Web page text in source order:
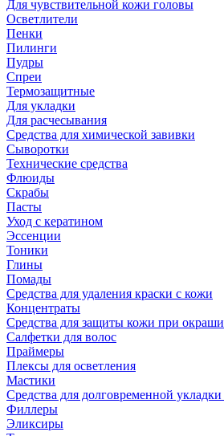
Для чувствительной кожи головы
Осветлители
Пенки
Пилинги
Пудры
Спреи
Термозащитные
Для укладки
Для расчесывания
Средства для химической завивки
Сыворотки
Технические средства
Флюиды
Скрабы
Пасты
Уход с кератином
Эссенции
Тоники
Глины
Помады
Средства для удаления краски с кожи
Концентраты
Средства для защиты кожи при
Салфетки для волос
Праймеры
Плексы для осветления
Мастики
Средства для долговременной укладки
Филлеры
Эликсиры